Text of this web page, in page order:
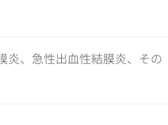
炎、急性出血性結膜炎、その